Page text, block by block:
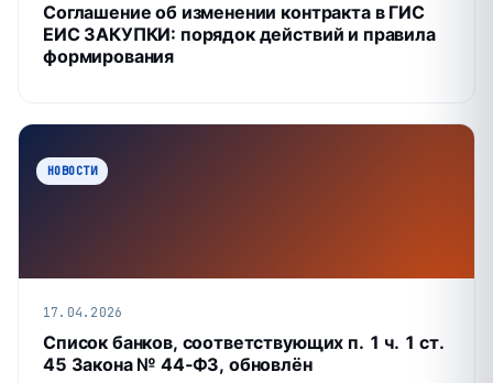
Соглашение об изменении контракта в ГИС
ЕИС ЗАКУПКИ: порядок действий и правила
формирования
НОВОСТИ
17.04.2026
Список банков, соответствующих п. 1 ч. 1 ст.
45 Закона № 44‑ФЗ, обновлён